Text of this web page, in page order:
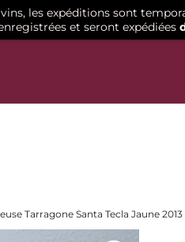
Tarragone Santa Tecla Jaune 2013
les expéditions sont
et seront expédiées